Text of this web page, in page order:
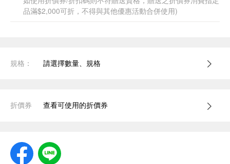
品滿$2,000可折，不得與其他優惠活動合併使用)
規格： 請選擇數量、規格
折價券 查看可使用的折價券